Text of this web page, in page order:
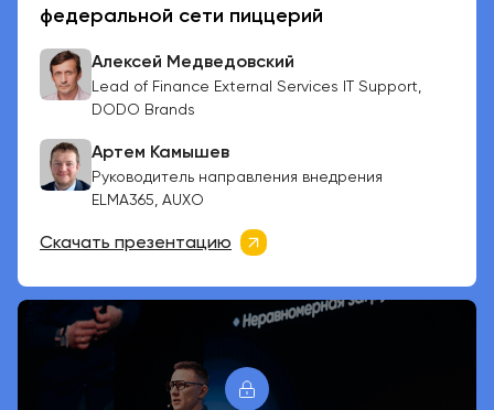
федеральной сети пиццерий
Алексей Медведовский
Lead of Finance External Services IT Support,
DODO Brands
Артем Камышев
Руководитель направления внедрения
ELMA365, AUXO
Скачать презентацию